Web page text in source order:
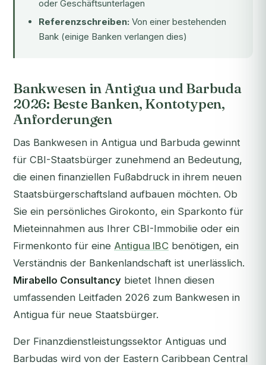
oder Geschäftsunterlagen
Referenzschreiben: Von einer bestehenden
Bank (einige Banken verlangen dies)
Bankwesen in Antigua und Barbuda
2026: Beste Banken, Kontotypen,
Anforderungen
Das Bankwesen in Antigua und Barbuda gewinnt
für CBI-Staatsbürger zunehmend an Bedeutung,
die einen finanziellen Fußabdruck in ihrem neuen
Staatsbürgerschaftsland aufbauen möchten. Ob
Sie ein persönliches Girokonto, ein Sparkonto für
Mieteinnahmen aus Ihrer CBI-Immobilie oder ein
Firmenkonto für eine Antigua IBC benötigen, ein
Verständnis der Bankenlandschaft ist unerlässlich.
Mirabello Consultancy bietet Ihnen diesen
umfassenden Leitfaden 2026 zum Bankwesen in
Antigua für neue Staatsbürger.
Der Finanzdienstleistungssektor Antiguas und
Barbudas wird von der Eastern Caribbean Central